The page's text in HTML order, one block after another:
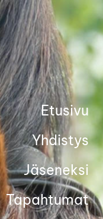
Etusivu
Yhdistys
Jäseneksi
Tapahtumat